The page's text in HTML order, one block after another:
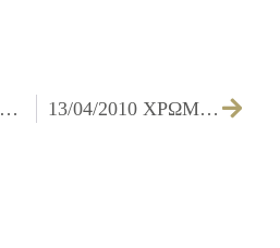
Λήψη απόφασης για χορήγηση άδειας ίδρυσης και λειτουργίας καταστήματος υγειονομικού ενδιαφέροντος και ανάκληση απόφασης σφράγισης 13/04/2010 ΧΡΩΜΑΤΙΣΜΟΣ ΟΨΕΩΝ ΚΑΙ ΛΟΙΠΩΝ ΧΩΡΩΝ ΣΧΟΛΙΚΩΝ ΚΤΙΡΙΩΝ